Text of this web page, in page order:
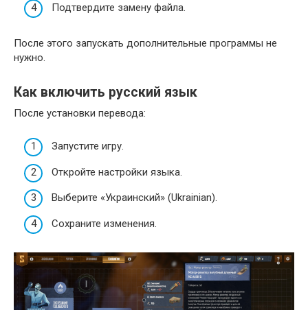
Подтвердите замену файла.
После этого запускать дополнительные программы не
нужно.
Как включить русский язык
После установки перевода:
Запустите игру.
Откройте настройки языка.
Выберите «Украинский» (Ukrainian).
Сохраните изменения.